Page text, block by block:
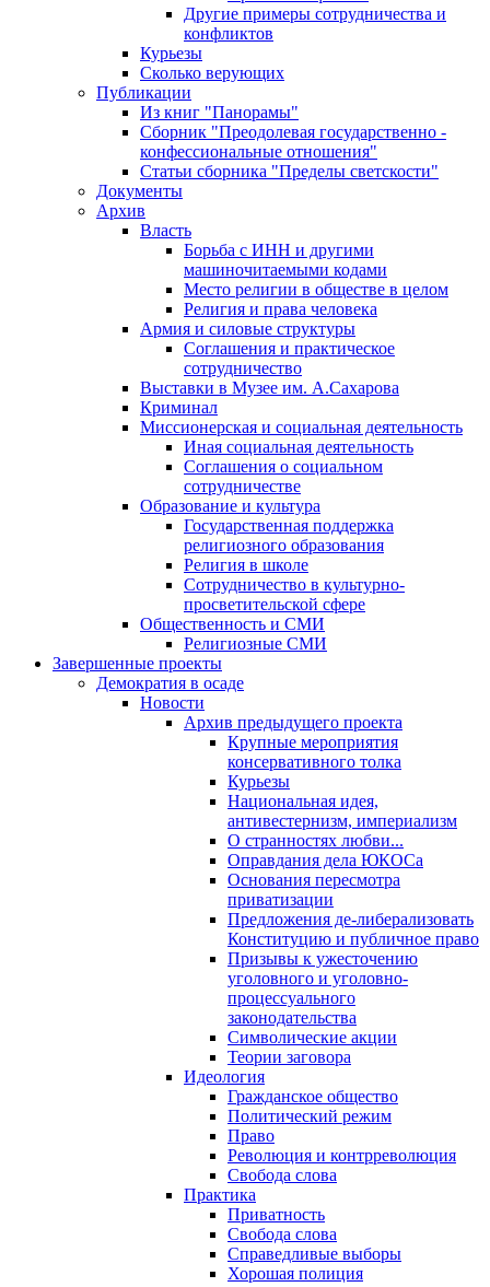
Другие примеры сотрудничества и
конфликтов
Курьезы
Сколько верующих
Публикации
Из книг "Панорамы"
Сборник "Преодолевая государственно -
конфессиональные отношения"
Статьи сборника "Пределы светскости"
Документы
Архив
Власть
Борьба с ИНН и другими
машиночитаемыми кодами
Место религии в обществе в целом
Религия и права человека
Армия и силовые структуры
Соглашения и практическое
сотрудничество
Выставки в Музее им. А.Сахарова
Криминал
Миссионерская и социальная деятельность
Иная социальная деятельность
Соглашения о социальном
сотрудничестве
Образование и культура
Государственная поддержка
религиозного образования
Религия в школе
Сотрудничество в культурно-
просветительской сфере
Общественность и СМИ
Религиозные СМИ
Завершенные проекты
Демократия в осаде
Новости
Архив предыдущего проекта
Крупные мероприятия
консервативного толка
Курьезы
Национальная идея,
антивестернизм, империализм
О странностях любви...
Оправдания дела ЮКОСа
Основания пересмотра
приватизации
Предложения де-либерализовать
Конституцию и публичное право
Призывы к ужесточению
уголовного и уголовно-
процессуального
законодательства
Символические акции
Теории заговора
Идеология
Гражданское общество
Политический режим
Право
Революция и контрреволюция
Свобода слова
Практика
Приватность
Свобода слова
Справедливые выборы
Хорошая полиция